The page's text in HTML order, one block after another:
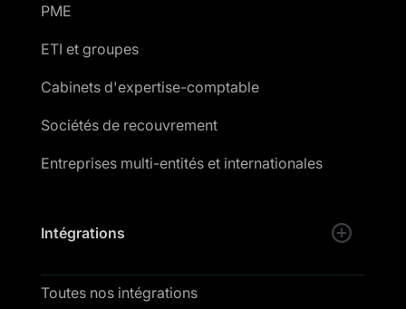
PME
ETI et groupes
Cabinets d'expertise-comptable
Sociétés de recouvrement
Entreprises multi-entités et internationales
Intégrations
Toutes nos intégrations